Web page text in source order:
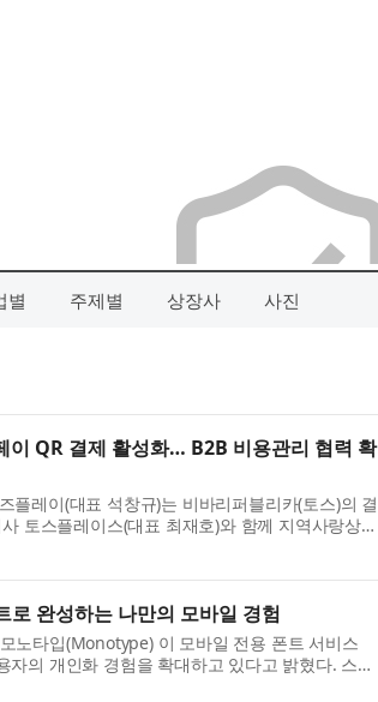
별 주제별 상장사 사진
이 QR 결제 활성화… B2B 비용관리 협력 확
플레이(대표 석창규)는 비바리퍼블리카(토스)의 결
토스플레이스(대표 최재호)와 함께 지역사랑상품
업 협력을 위한 전략적 업무협약(MOU...
완성하는 나만의 모바일 경험
노타입(Monotype) 이 모바일 전용 폰트 서비스
자의 개인화 경험을 확대하고 있다고 밝혔다. 스마
과 라이프스타일을 표현하는 일상적...